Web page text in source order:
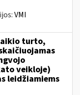
VMI
turto,
veikloje)
leidžiamiems